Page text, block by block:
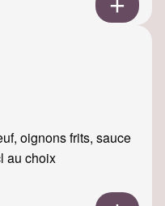
oignons frits, sauce
au choix